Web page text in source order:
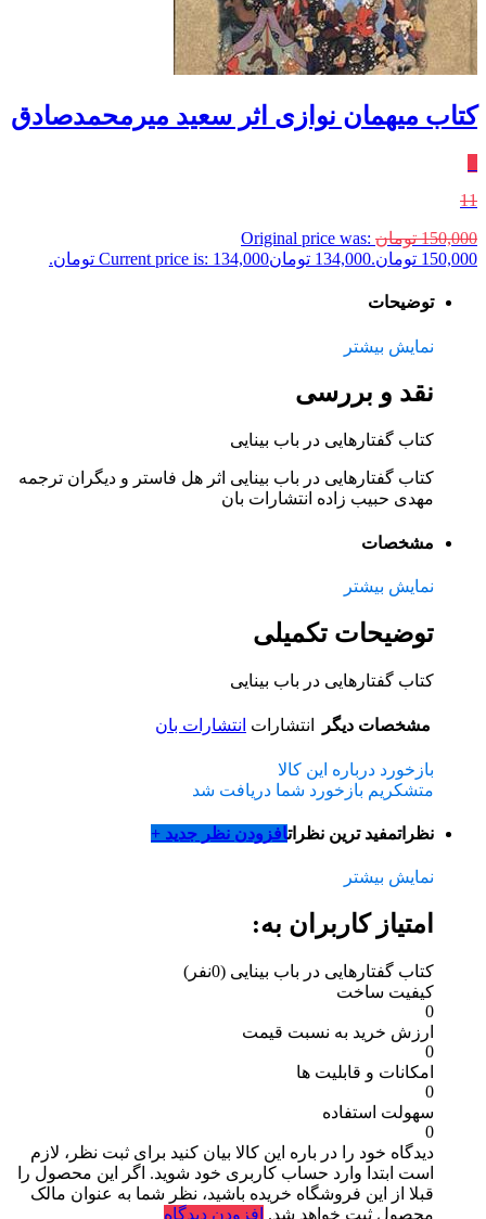
کتاب میهمان نوازی اثر سعید میرمحمدصادق
11
150,000 تومان Original price was:
150,000 تومان.
134,000 تومانCurrent price is: 134,000 تومان.
توضیحات
نمایش بیشتر
نقد و بررسی
کتاب گفتارهایی در باب بینایی
کتاب گفتارهایی در باب بینایی اثر هل فاستر و دیگران ترجمه
مهدی حبیب زاده انتشارات بان
مشخصات
نمایش بیشتر
توضیحات تکمیلی
کتاب گفتارهایی در باب بینایی
مشخصات دیگر انتشارات انتشارات بان
بازخورد درباره این کالا
متشکریم بازخورد شما دریافت شد
نظراتمفید ترین نظراتافزودن نظر جدید +
نمایش بیشتر
امتیاز کاربران به:
کتاب گفتارهایی در باب بینایی (0نفر)
کیفیت ساخت
0
ارزش خرید به نسبت قیمت
0
امکانات و قابلیت ها
0
سهولت استفاده
0
دیدگاه خود را در باره این کالا بیان کنید برای ثبت نظر، لازم
است ابتدا وارد حساب کاربری خود شوید. اگر این محصول را
قبلا از این فروشگاه خریده باشید، نظر شما به عنوان مالک
محصول ثبت خواهد شد. افزودن دیدگاه